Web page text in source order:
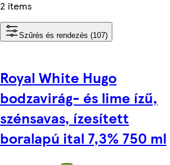
2 items
Szűrés és rendezés (107)
Royal White Hugo
bodzavirág- és lime ízű,
szénsavas, ízesített
boralapú ital 7,3% 750 ml